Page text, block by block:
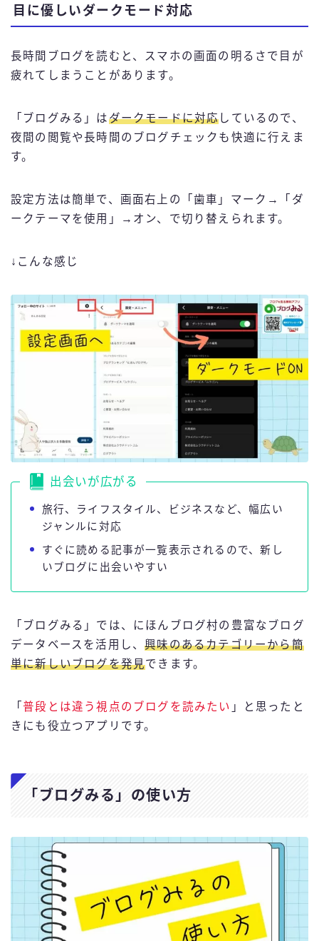
目に優しいダークモード対応
長時間ブログを読むと、スマホの画面の明るさで目が
疲れてしまうことがあります。
「ブログみる」はダークモードに対応しているので、
夜間の閲覧や長時間のブログチェックも快適に行えま
す。
設定方法は簡単で、画面右上の「歯車」マーク→「ダ
ークテーマを使用」→オン、で切り替えられます。
↓こんな感じ
出会いが広がる
旅行、ライフスタイル、ビジネスなど、幅広い
ジャンルに対応
すぐに読める記事が一覧表示されるので、新し
いブログに出会いやすい
「ブログみる」では、にほんブログ村の豊富なブログ
データベースを活用し、興味のあるカテゴリーから簡
単に新しいブログを発見できます。
「普段とは違う視点のブログを読みたい 」と思ったと
きにも役立つアプリです。
「ブログみる」の使い方